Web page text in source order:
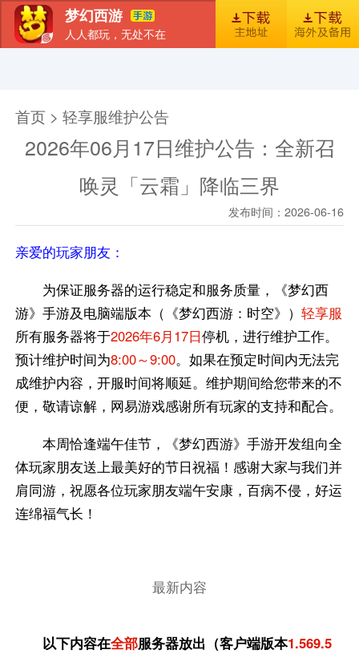
梦幻西游
人人都玩，无处不在
首页 > 轻享服维护公告
2026年06月17日维护公告：全新召
唤灵「云霜」降临三界
发布时间：2026-06-16
亲爱的玩家朋友：
为保证服务器的运行稳定和服务质量，《梦幻西
游》手游及电脑端版本（《梦幻西游：时空》）轻享服
所有服务器将于2026年6月17日停机，进行维护工作。
预计维护时间为8:00～9:00。如果在预定时间内无法完
成维护内容，开服时间将顺延。维护期间给您带来的不
便，敬请谅解，网易游戏感谢所有玩家的支持和配合。
本周恰逢端午佳节，《梦幻西游》手游开发组向全
体玩家朋友送上最美好的节日祝福！感谢大家与我们并
肩同游，祝愿各位玩家朋友端午安康，百病不侵，好运
连绵福气长！
最新内容
以下内容在全部服务器放出（客户端版本1.569.5